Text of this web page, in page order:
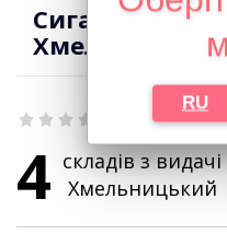
RU
Сигарети
4 складів з
Хмельницький